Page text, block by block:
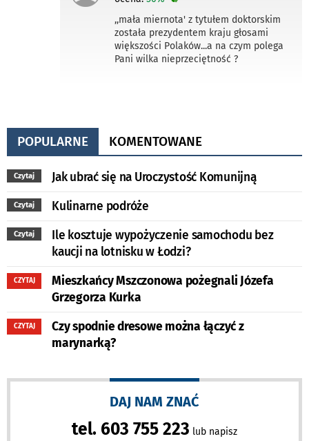
,,mała miernota' z tytułem doktorskim
została prezydentem kraju głosami
większości Polaków...a na czym polega
Pani wilka nieprzeciętność ?
POPULARNE KOMENTOWANE
Czytaj Jak ubrać się na Uroczystość Komunijną
Czytaj Kulinarne podróże
Czytaj
Ile kosztuje wypożyczenie samochodu bez
kaucji na lotnisku w Łodzi?
CZYTAJ
Mieszkańcy Mszczonowa pożegnali Józefa
Grzegorza Kurka
CZYTAJ
Czy spodnie dresowe można łączyć z
marynarką?
DAJ NAM ZNAĆ
tel. 603 755 223 lub napisz